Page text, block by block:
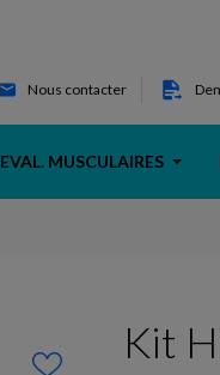
Nous contacter
EVAL. MUSCULAIRES
Kit